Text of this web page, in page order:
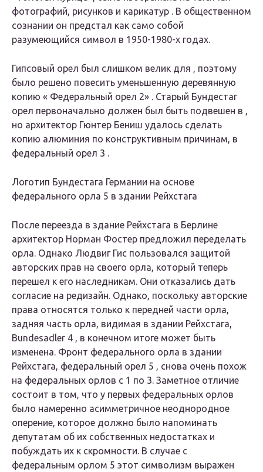
фотографий, рисунков и карикатур . В общественном
сознании он предстал как само собой
разумеющийся символ в 1950-1980-х годах.
Гипсовый орел был слишком велик для , поэтому
было решено повесить уменьшенную деревянную
копию « Федеральный орел 2» . Старый Бундестаг
орел первоначально должен был быть подвешен в ,
но архитектор Гюнтер Бениш удалось сделать
копию алюминия по конструктивным причинам, в
федеральный орел 3 .
Логотип Бундестага Германии на основе
федерального орла 5 в здании Рейхстага
После переезда в здание Рейхстага в Берлине
архитектор Норман Фостер предложил переделать
орла. Однако Людвиг Гис пользовался защитой
авторских прав на своего орла, который теперь
перешел к его наследникам. Они отказались дать
согласие на редизайн. Однако, поскольку авторские
права относятся только к передней части орла,
задняя часть орла, видимая в здании Рейхстага,
Bundesadler 4 , в конечном итоге может быть
изменена. Фронт федерального орла в здании
Рейхстага, федеральный орел 5 , снова очень похож
на федеральных орлов с 1 по 3. Заметное отличие
состоит в том, что у первых федеральных орлов
было намеренно асимметричное неоднородное
оперение, которое должно было напоминать
депутатам об их собственных недостатках и
побуждать их к скромности. В случае с
федеральным орлом 5 этот символизм выражен